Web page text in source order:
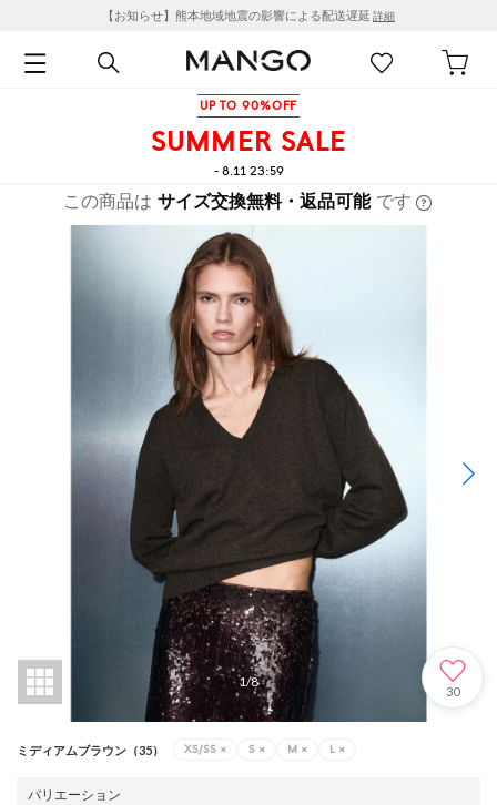
【お知らせ】熊本地域地震の影響による配送遅延 詳細
UP TO 90%OFF
SUMMER SALE
- 8.11 23:59
この商品は サイズ交換無料・返品可能 です
1/8
30
ミディアムブラウン（35） XS/SS × S × M × L ×
バリエーション